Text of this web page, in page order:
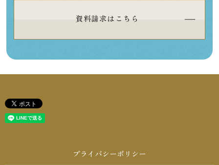
資料請求はこちら
プライバシーポリシー